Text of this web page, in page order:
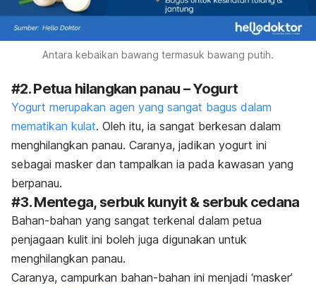
Antara kebaikan bawang termasuk bawang putih.
#2. Petua hilangkan panau – Yogurt
Yogurt merupakan agen yang sangat bagus dalam
mematikan kulat. Oleh itu, ia sangat berkesan dalam
menghilangkan panau. Caranya, jadikan yogurt ini
sebagai masker dan tampalkan ia pada kawasan yang
berpanau.
#3. Mentega, serbuk kunyit & serbuk cedana
Bahan-bahan yang sangat terkenal dalam petua
penjagaan kulit ini boleh juga digunakan untuk
menghilangkan panau.
Caranya, campurkan bahan-bahan ini menjadi ‘masker’